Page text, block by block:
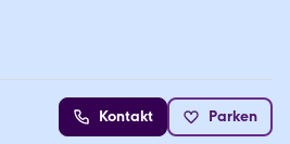
Kontakt Parken